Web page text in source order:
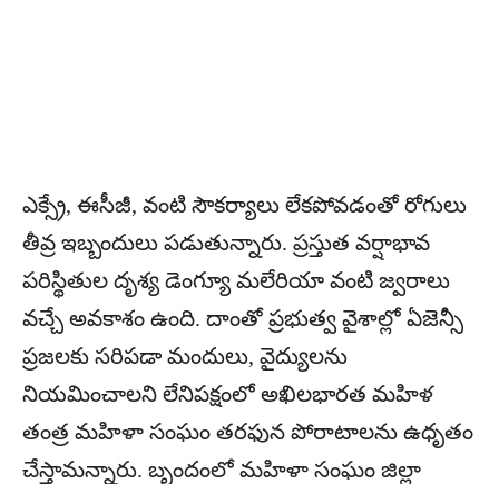
ఎక్స్రే, ఈసీజీ, వంటి సౌకర్యాలు లేకపోవడంతో రోగులు
తీవ్ర ఇబ్బందులు పడుతున్నారు. ప్రస్తుత వర్షాభావ
పరిస్థితుల దృశ్య డెంగ్యూ మలేరియా వంటి జ్వరాలు
వచ్చే అవకాశం ఉంది. దాంతో ప్రభుత్వ వైశాల్లో ఏజెన్సీ
ప్రజలకు సరిపడా మందులు, వైద్యులను
నియమించాలని లేనిపక్షంలో అఖిలభారత మహిళ
తంత్ర మహిళా సంఘం తరఫున పోరాటాలను ఉధృతం
చేస్తామన్నారు. బృందంలో మహిళా సంఘం జిల్లా